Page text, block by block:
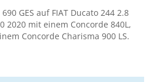
GES auf FIAT Ducato 244 2.8
2020 mit einem Concorde 840L,
Concorde Charisma 900 LS.